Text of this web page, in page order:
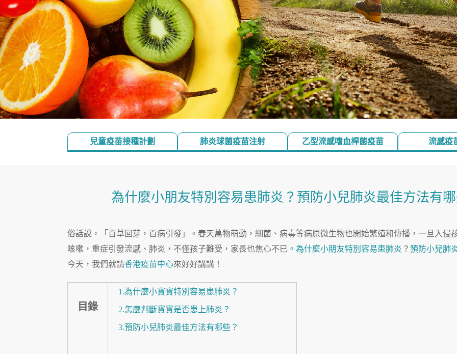
兒童疫苗接種計劃 肺炎球菌疫苗注射 乙型流感嗜血桿菌疫苗 流感疫
為什麼小朋友特別容易患肺炎？預防小兒肺炎最佳方法有
俗話說，「百草回芽，百病引發」。春天萬物萌動，細菌、病毒等病原微生物也開始繁殖和傳播，一旦入侵
咳嗽，重症引發流感、肺炎，不僅孩子難受，家長也焦心不已 。為什麼小朋友特別容易患肺炎 ？ 預防小兒肺
今天，我們就請香港疫苗中心來好好講講！
目錄
1.為什麼小寶寶特別容易患肺炎？
2.怎麼判斷寶寶是否患上肺炎？
3.預防小兒肺炎最佳方法有哪些？